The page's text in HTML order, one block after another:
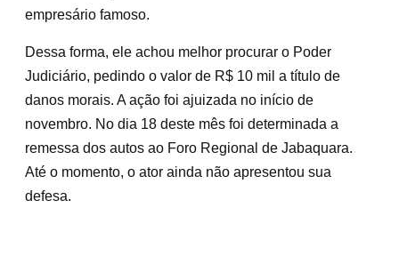
empresário famoso.
Dessa forma, ele achou melhor procurar o Poder
Judiciário, pedindo o valor de R$ 10 mil a título de
danos morais. A ação foi ajuizada no início de
novembro. No dia 18 deste mês foi determinada a
remessa dos autos ao Foro Regional de Jabaquara.
Até o momento, o ator ainda não apresentou sua
defesa.